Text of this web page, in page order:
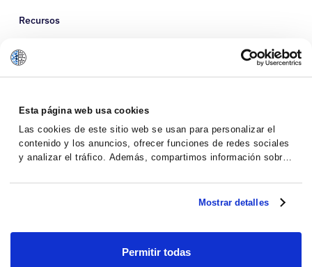
Esta página web usa cookies
Las cookies de este sitio web se usan para personalizar el
contenido y los anuncios, ofrecer funciones de redes sociales
y analizar el tráfico. Además, compartimos información sobre
sociales, publicidad y análisis web, quienes pueden
combinarla con otra información que les haya proporcionado o
Mostrar detalles
Permitir todas
Recursos
Sobre nosotros
Política de Privacidad Términos y Condiciones